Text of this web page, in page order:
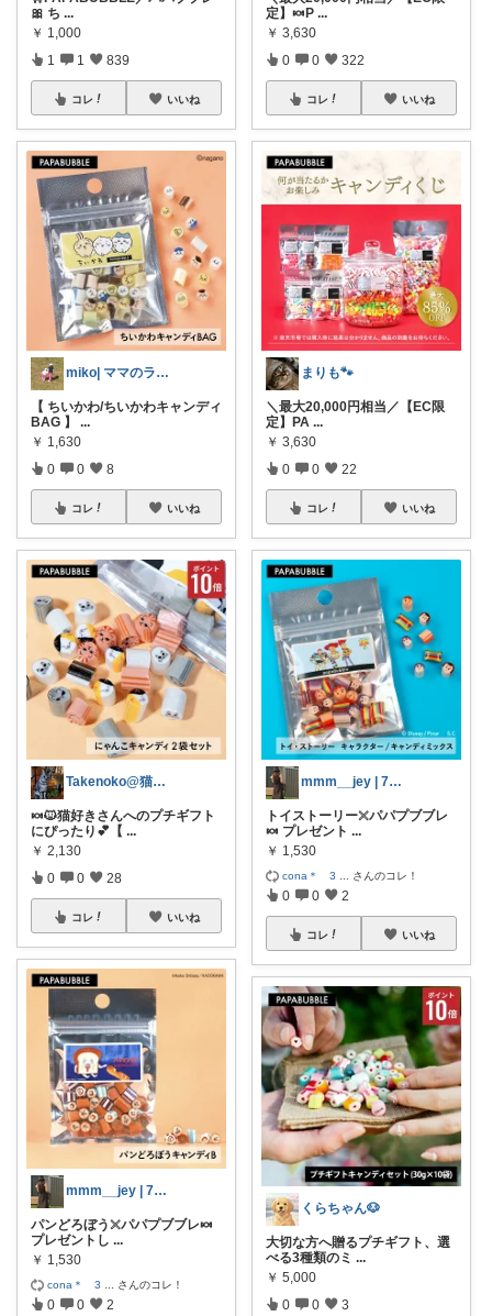
🎀 ち ...
￥ 1,000
1 1 839
コレ いいね
miko| ママのラク家事＆大人可愛い
【 ちいかわ/ちいかわキャンディ
BAG 】
...
￥ 1,630
0 0 8
コレ いいね
Takenoko@猫関連グッズ中心です！
🍬🐱猫好きさんへのプチギフト
にぴったり💕【 ...
￥ 2,130
0 0 28
コレ いいね
mmm__jey | 7歳差兄弟ママ☺︎
パンどろぼう𓏴パパプブブレ🍬
プレゼントし ...
￥ 1,530
cona＊ 3 さんのコレ！
0 0 2
定】🍬P ...
￥ 3,630
0 0 322
コレ いいね
まりも🐾
＼最大20,000円相当／【EC限
定】PA ...
￥ 3,630
0 0 22
コレ いいね
mmm__jey | 7歳差兄弟ママ☺︎
トイストーリー𓏴パパプブブレ
🍬 プレゼント ...
￥ 1,530
cona＊ 3 さんのコレ！
0 0 2
コレ いいね
くらちゃん🐶
大切な方へ贈るプチギフト、選
べる3種類のミ ...
￥ 5,000
0 0 3